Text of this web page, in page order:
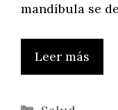
mandíbula se
Leer más